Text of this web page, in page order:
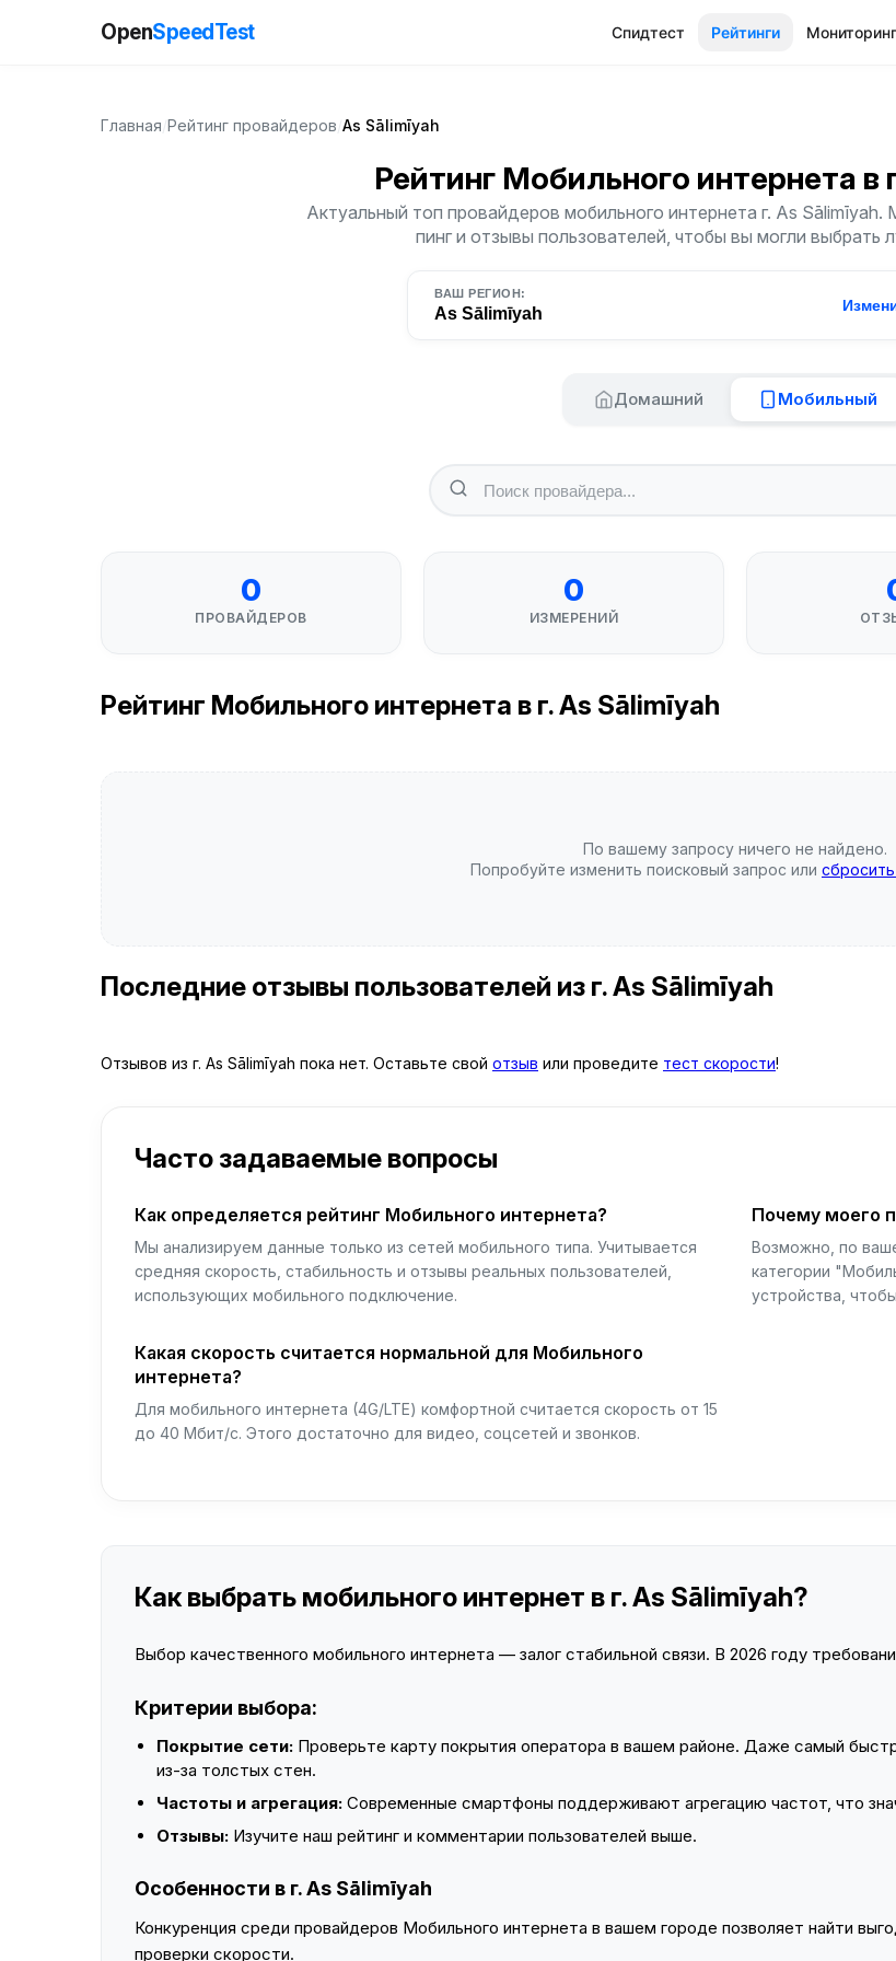
OpenSpeedTest Спидтест Рейтинги Мониторинг
Главная Рейтинг провайдеров As Sālimīyah
Рейтинг Мобильного интернета в
Актуальный топ провайдеров мобильного интернета г. As
пинг и отзывы пользователей, чтобы вы могли выбрать
ВАШ РЕГИОН:
As Sālimīyah
Домашний Мобильный
0
ПРОВАЙДЕРОВ
0
ИЗМЕРЕНИЙ
Рейтинг Мобильного интернета в г. As Sālimīyah
По вашему запросу ничего не найдено.
Попробуйте изменить поисковый запрос или
Последние отзывы пользователей из г. As Sālimīyah
Отзывов из г. As Sālimīyah пока нет. Оставьте свой отзыв или проведите тест скорости!
Часто задаваемые вопросы
Как определяется рейтинг Мобильного интернета?
Мы анализируем данные только из сетей мобильного типа. Учитывается
средняя скорость, стабильность и отзывы реальных пользователей,
использующих мобильного подключение.
Почему моего
Возможно, по
категории
устройства,
Какая скорость считается нормальной для Мобильного
интернета?
Для мобильного интернета (4G/LTE) комфортной считается скорость от 15
до 40 Мбит/с. Этого достаточно для видео, соцсетей и звонков.
Как выбрать мобильного интернет в г. As Sālimīyah?
Выбор качественного мобильного интернета — залог стабильной связи. В 2026 году
Критерии выбора:
Покрытие сети: Проверьте карту покрытия оператора в вашем районе. Даже самый
из-за толстых стен.
Частоты и агрегация: Современные смартфоны поддерживают агрегацию частот, что
Отзывы: Изучите наш рейтинг и комментарии пользователей выше.
Особенности в г. As Sālimīyah
Конкуренция среди провайдеров Мобильного интернета в вашем городе позволяет найти
проверки скорости.